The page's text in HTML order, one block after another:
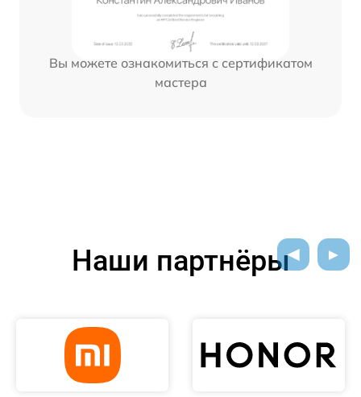
Вы можете ознакомиться с сертификатом
мастера
Наши партнёры